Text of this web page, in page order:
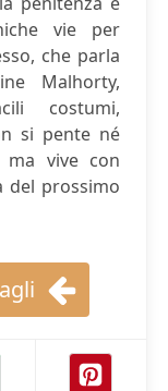
vie per
che parla
Malhorty,
costumi,
si pente né
vive con
del prossimo